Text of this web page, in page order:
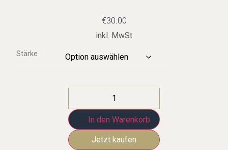
€30.00
inkl. MwSt
Stärke
In den Warenkorb